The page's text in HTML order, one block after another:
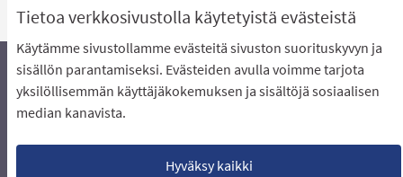
Tietoa verkkosivustolla käytetyistä evästeistä
Käytämme sivustollamme evästeitä sivuston suorituskyvyn ja
sisällön parantamiseksi. Evästeiden avulla voimme tarjota
yksilöllisemmän käyttäjäkokemuksen ja sisältöjä sosiaalisen
median kanavista.
Hyväksy kaikki
Äänestyksen pikaohjeet
Usein kysytyt kysymykset
Näin äänestät Asukasbudjetissa
Lataa avoimet datatiedostot